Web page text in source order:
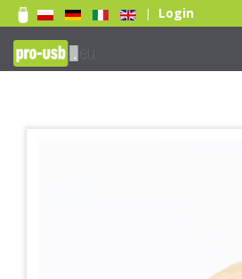
| Login